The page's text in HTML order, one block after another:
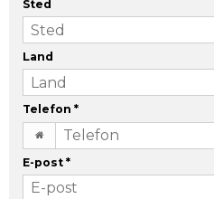
Sted
Land
Telefon *
E-post *